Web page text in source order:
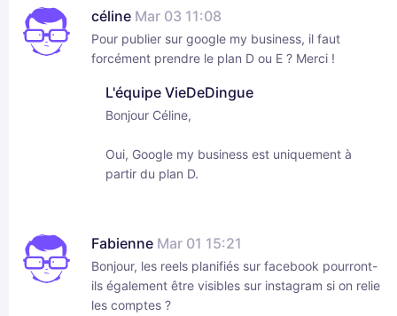
céline Mar 03 11:08
Pour publier sur google my business, il faut
forcément prendre le plan D ou E ? Merci !
L'équipe VieDeDingue
Bonjour Céline,
Oui, Google my business est uniquement à
partir du plan D.
Fabienne Mar 01 15:21
Bonjour, les reels planifiés sur facebook pourront-
ils également être visibles sur instagram si on relie
les comptes ?